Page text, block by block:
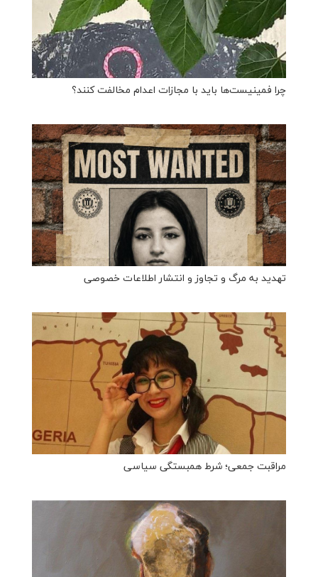
چرا فمینیست‌ها باید با مجازات اعدام مخالفت کنند؟
تهدید به مرگ و تجاوز و انتشار اطلاعات خصوصی
مراقبت جمعی؛ شرط همبستگی سیاسی